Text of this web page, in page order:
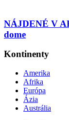
NÁJDENÉ V
dome
Kontinenty
Amerika
Afrika
Európa
Ázia
Austrália